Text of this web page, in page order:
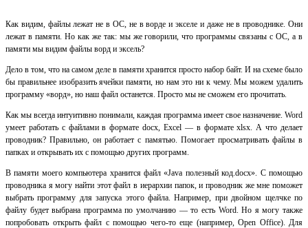
Как видим, файлы лежат не в ОС, не в ворде и экселе и даже не в проводнике. Они
лежат в памяти. Но как же так: мы же говорили, что программы связаны с ОС, а в
памяти мы видим файлы ворд и эксель?
Дело в том, что на самом деле в памяти хранится просто набор байт. И на схеме было
бы правильнее изобразить ячейки памяти, но нам это ни к чему. Мы можем удалить
программу «ворд», но наш файл останется. Просто мы не сможем его прочитать.
Как мы всегда интуитивно понимали, каждая программа имеет свое назначение. Word
умеет работать с файлами в формате docx, Excel — в формате xlsx. А что делает
проводник? Правильно, он работает с памятью. Помогает просматривать файлы в
папках и открывать их с помощью других программ.
В памяти моего компьютера хранится файл «Java полезный код.docx». С помощью
проводника я могу найти этот файл в иерархии папок, и проводник же мне поможет
выбрать программу для запуска этого файла. Например, при двойном щелчке по
файлу будет выбрана программа по умолчанию — то есть Word. Но я могу также
попробовать открыть файл с помощью чего-то еще (например, Open Office). Для